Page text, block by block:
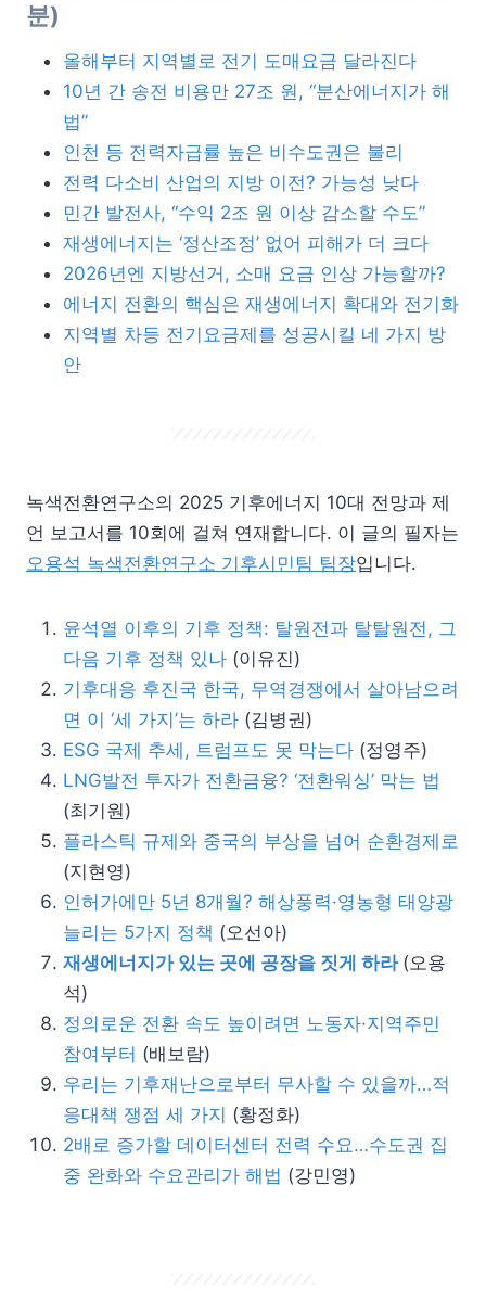
분)
올해부터 지역별로 전기 도매요금 달라진다
10년 간 송전 비용만 27조 원, “분산에너지가 해
법”
인천 등 전력자급률 높은 비수도권은 불리
전력 다소비 산업의 지방 이전? 가능성 낮다
민간 발전사, “수익 2조 원 이상 감소할 수도”
재생에너지는 ‘정산조정’ 없어 피해가 더 크다
2026년엔 지방선거, 소매 요금 인상 가능할까?
에너지 전환의 핵심은 재생에너지 확대와 전기화
지역별 차등 전기요금제를 성공시킬 네 가지 방
안
녹색전환연구소의 2025 기후에너지 10대 전망과 제
언 보고서를 10회에 걸쳐 연재합니다. 이 글의 필자는
오용석 녹색전환연구소 기후시민팀 팀장입니다.
윤석열 이후의 기후 정책: 탈원전과 탈탈원전, 그
다음 기후 정책 있나 (이유진)
기후대응 후진국 한국, 무역경쟁에서 살아남으려
면 이 ‘세 가지’는 하라 (김병권)
ESG 국제 추세, 트럼프도 못 막는다 (정영주)
LNG발전 투자가 전환금융? ‘전환워싱’ 막는 법
(최기원)
플라스틱 규제와 중국의 부상을 넘어 순환경제로
(지현영)
인허가에만 5년 8개월? 해상풍력·영농형 태양광
늘리는 5가지 정책 (오선아)
재생에너지가 있는 곳에 공장을 짓게 하라 (오용
석)
정의로운 전환 속도 높이려면 노동자·지역주민
참여부터 (배보람)
우리는 기후재난으로부터 무사할 수 있을까…적
응대책 쟁점 세 가지 (황정화)
2배로 증가할 데이터센터 전력 수요…수도권 집
중 완화와 수요관리가 해법 (강민영)